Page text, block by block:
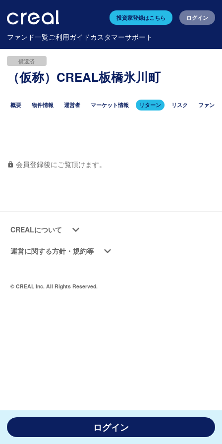
投資家登録はこちら ログイン
ファンド一覧ご利用ガイドカスタマーサポート
償還済
（仮称）CREAL板橋氷川町
概要 物件情報 運営者 マーケット情報 リターン リスク ファンド
会員登録後にご覧頂けます。
ログイン
CREALについて
運営に関する方針・規約等
© CREAL Inc. All Rights Reserved.